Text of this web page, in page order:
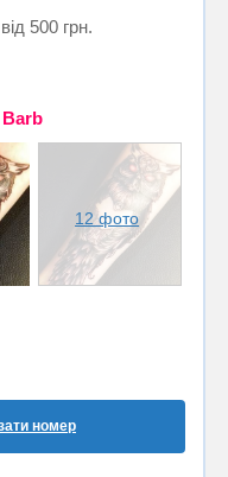
від 500 грн.
12 фото
номер